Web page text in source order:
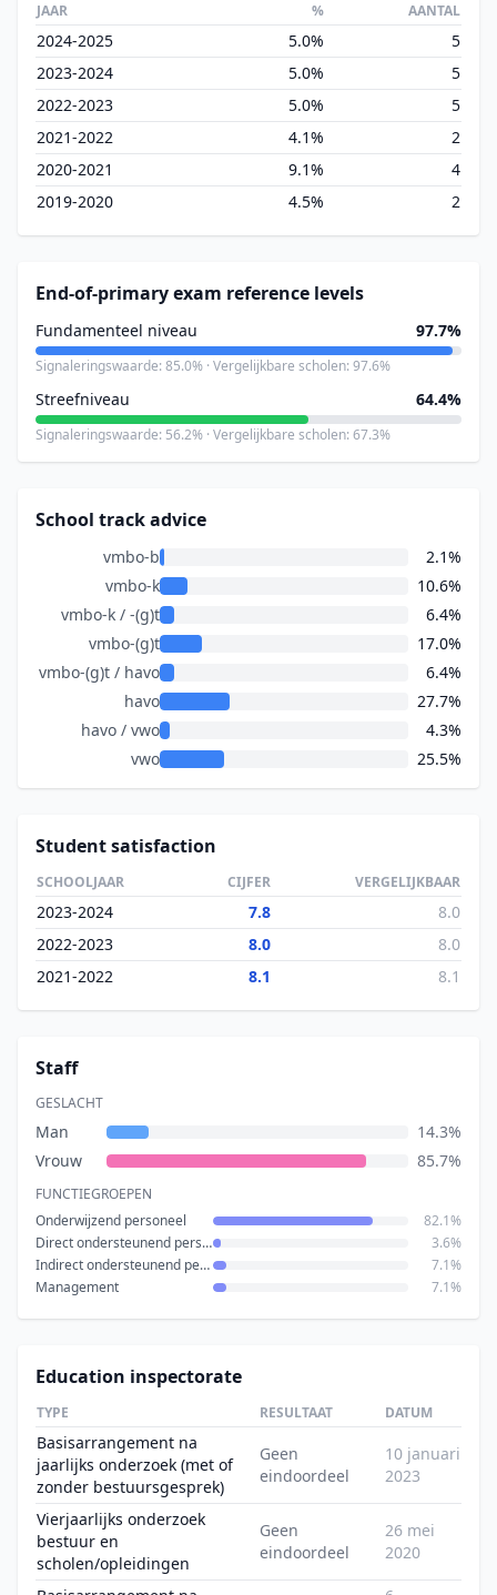
JAAR % AANTAL
2024-2025 5.0%
5
2023-2024
5.0%
5
2022-2023
5.0%
5
2021-2022
4.1%
2
2020-2021
9.1%
4
2019-2020
4.5% 2
End-of-primary exam reference levels
Fundamenteel niveau 97.7%
Signaleringswaarde: 85.0% · Vergelijkbare scholen: 97.6%
Streefniveau 64.4%
Signaleringswaarde: 56.2% · Vergelijkbare scholen: 67.3%
School track advice
vmbo-b
2.1%
vmbo-k
10.6%
vmbo-k / -(g)t
6.4%
vmbo-(g)t
17.0%
vmbo-(g)t / havo
6.4%
havo
27.7%
havo / vwo
4.3%
vwo
25.5%
Student satisfaction
SCHOOLJAAR CIJFER VERGELIJKBAAR
2023-2024 7.8
8.0
2022-2023
8.0
8.0
2021-2022
8.1 8.1
Staff
GESLACHT
Man
14.3%
Vrouw
85.7%
FUNCTIEGROEPEN
Onderwijzend personeel
82.1%
Direct ondersteunend personeel
3.6%
Indirect ondersteunend personeel
7.1%
Management
7.1%
Education inspectorate
TYPE RESULTAAT DATUM
Basisarrangement na
jaarlijks onderzoek (met of
zonder bestuursgesprek)
Geen
eindoordeel
10 januari
2023
Vierjaarlijks onderzoek
bestuur en
scholen/opleidingen
Geen
eindoordeel
26 mei
2020